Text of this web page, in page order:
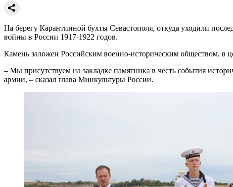
На берегу Карантинной бухты Севастополя, откуда уходили
войны в России 1917-1922 годов.
Камень заложен Российским военно-историческим обществом, в
– Мы присутствуем на закладке памятника в честь события
армии, – сказал глава Минкультуры России.